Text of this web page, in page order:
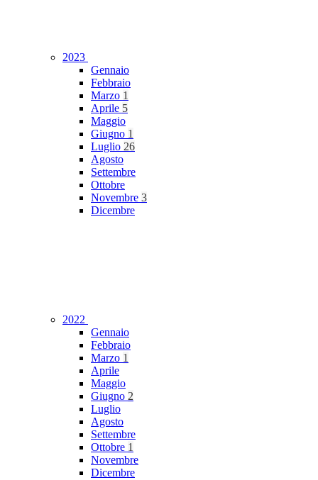
2023
Gennaio
Febbraio
Marzo 1
Aprile 5
Maggio
Giugno 1
Luglio 26
Agosto
Settembre
Ottobre
Novembre 3
Dicembre
2022
Gennaio
Febbraio
Marzo 1
Aprile
Maggio
Giugno 2
Luglio
Agosto
Settembre
Ottobre 1
Novembre
Dicembre